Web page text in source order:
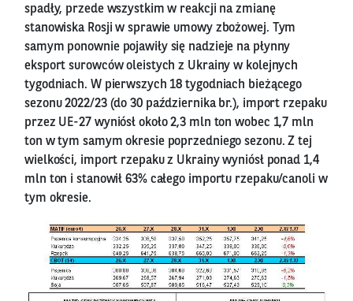
spadły, przede wszystkim w reakcji na zmianę
stanowiska Rosji w sprawie umowy zbożowej. Tym
samym ponownie pojawiły się nadzieje na płynny
eksport surowców oleistych z Ukrainy w kolejnych
tygodniach. W pierwszych 18 tygodniach bieżącego
sezonu 2022/23 (do 30 października br.), import rzepaku
przez UE-27 wyniósł około 2,3 mln ton wobec 1,7 mln
ton w tym samym okresie poprzedniego sezonu. Z tej
wielkości, import rzepaku z Ukrainy wyniósł ponad 1,4
mln ton i stanowił 63% całego importu rzepaku/canoli w
tym okresie.